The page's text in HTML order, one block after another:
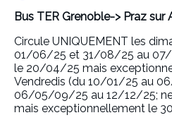
Bus TER Grenoble-> Praz sur
Circule UNIQUEMENT les
01/06/25 et 31/08/25 au 07/
le 20/04/25 mais
Vendredis (du 10/01/25 au
06/05/09/25 au 12/12/25;
mais exceptionnellement le